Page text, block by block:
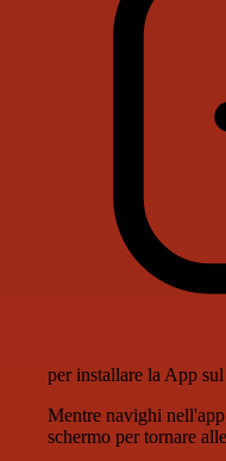
per installare la App
Mentre navighi
schermo per tornare